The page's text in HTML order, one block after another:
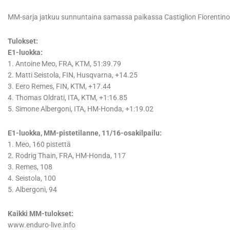
MM-sarja jatkuu sunnuntaina samassa paikassa Castiglion
Tulokset:
E1-luokka:
1. Antoine Meo, FRA, KTM, 51:39.79
2. Matti Seistola, FIN, Husqvarna, +14.25
3. Eero Remes, FIN, KTM, +17.44
4. Thomas Oldrati, ITA, KTM, +1:16.85
5. Simone Albergoni, ITA, HM-Honda, +1:19.02
E1-luokka, MM-pistetilanne, 11/16-osakilpailu:
1. Meo, 160 pistettä
2. Rodrig Thain, FRA, HM-Honda, 117
3. Remes, 108
4. Seistola, 100
5. Albergoni, 94
Kaikki MM-tulokset:
www.enduro-live.info